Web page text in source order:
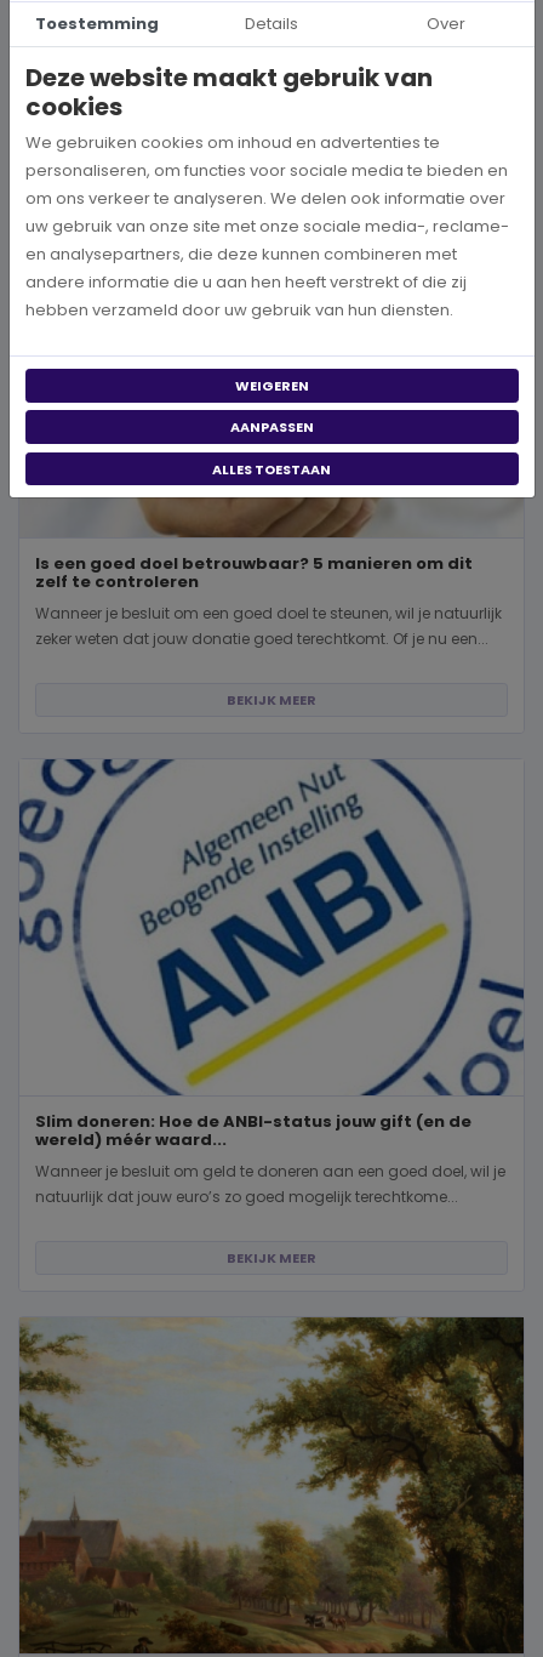
Hoe kies je een goed doel dat écht bij je past?
wereld, neem je een prachtig besluit. Jouw donatie kan het ve...
BEKIJK MEER
Is een goed doel betrouwbaar? 5 manieren om dit
zelf te controleren
Wanneer je besluit om een goed doel te steunen, wil je natuurlijk
zeker weten dat jouw donatie goed terechtkomt. Of je nu een...
BEKIJK MEER
Slim doneren: Hoe de ANBI-status jouw gift (en de
wereld) méér waard...
Wanneer je besluit om geld te doneren aan een goed doel, wil je
natuurlijk dat jouw euro’s zo goed mogelijk terechtkome...
BEKIJK MEER
Toestemming Details Over
Deze website maakt gebruik van
cookies
We gebruiken cookies om inhoud en advertenties te
personaliseren, om functies voor sociale media te bieden en
om ons verkeer te analyseren. We delen ook informatie over
uw gebruik van onze site met onze sociale media-, reclame-
en analysepartners, die deze kunnen combineren met
andere informatie die u aan hen heeft verstrekt of die zij
hebben verzameld door uw gebruik van hun diensten.
WEIGEREN
AANPASSEN
ALLES TOESTAAN